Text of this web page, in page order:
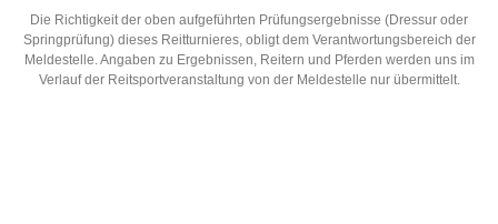
Die Richtigkeit der oben aufgeführten Prüfungsergebnisse (Dressur oder
Springprüfung) dieses Reitturnieres, obligt dem Verantwortungsbereich der
Meldestelle. Angaben zu Ergebnissen, Reitern und Pferden werden uns im
Verlauf der Reitsportveranstaltung von der Meldestelle nur übermittelt.